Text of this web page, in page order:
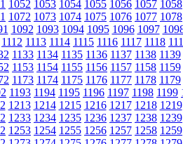
1052 1053 1054 1055 1056 1057 1058
1072 1073 1074 1075 1076 1077 1078
1092 1093 1094 1095 1096 1097
1112 1113 1114 1115 1116 1117 1118
1133 1134 1135 1136 1137 1138 1139
1153 1154 1155 1156 1157 1158 1159
1173 1174 1175 1176 1177 1178 1179
1193 1194 1195 1196 1197 1198 1199
1213 1214 1215 1216 1217 1218 1219
1233 1234 1235 1236 1237 1238 1239
1253 1254 1255 1256 1257 1258 1259